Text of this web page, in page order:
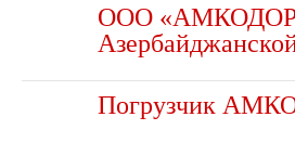
ООО «АМКОДОР-
Погрузчик